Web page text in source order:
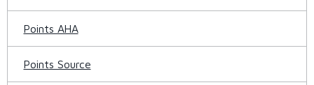
Points AHA
Points Source